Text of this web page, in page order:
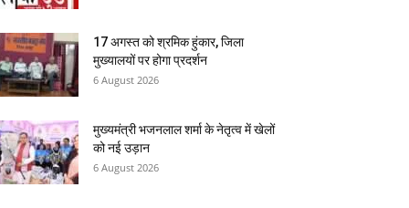
17 अगस्त को श्रमिक हुंकार, जिला
मुख्यालयों पर होगा प्रदर्शन
6 August 2026
मुख्यमंत्री भजनलाल शर्मा के नेतृत्व में खेलों
को नई उड़ान
6 August 2026